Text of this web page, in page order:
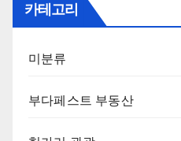
카테고리
미분류
부다페스트 부동산